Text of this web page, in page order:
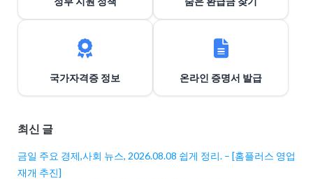
국가자격증 정보 온라인 증명서 발급
최신 글
금일 주요 경제,사회 뉴스, 2026.08.08 쉽게 정리. – [홈플러스 영업
재개 추진]